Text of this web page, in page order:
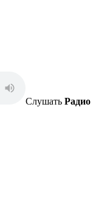
Слушать Радио